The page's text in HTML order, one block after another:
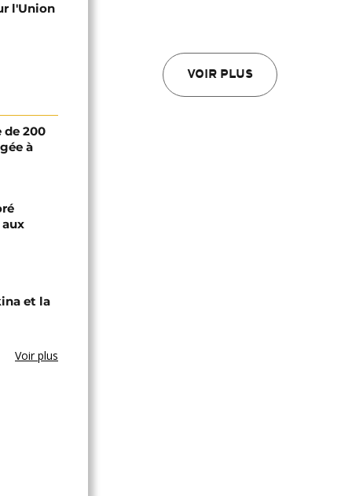
VOIR PLUS
l'Union
de 200
à
et la
Voir plus